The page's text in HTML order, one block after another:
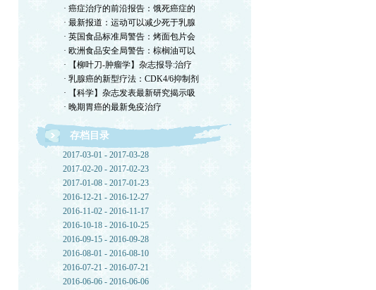
· 癌症治疗的前沿报告：饿死癌症的
· 最新报道：运动可以减少死于乳腺
· 英国食品标准局警告：烤面包片会
· 欧洲食品安全局警告：棕榈油可以
· 【柳叶刀-肿瘤学】杂志报导:治疗
· 乳腺癌的新型疗法：CDK4/6抑制剂
· 【科学】杂志发表最新研究揭示吸
· 晚期胃癌的最新免疫治疗
存档目录
2017-03-01 - 2017-03-28
2017-02-20 - 2017-02-23
2017-01-08 - 2017-01-23
2016-12-21 - 2016-12-27
2016-11-02 - 2016-11-17
2016-10-18 - 2016-10-25
2016-09-15 - 2016-09-28
2016-08-01 - 2016-08-10
2016-07-21 - 2016-07-21
2016-06-06 - 2016-06-06